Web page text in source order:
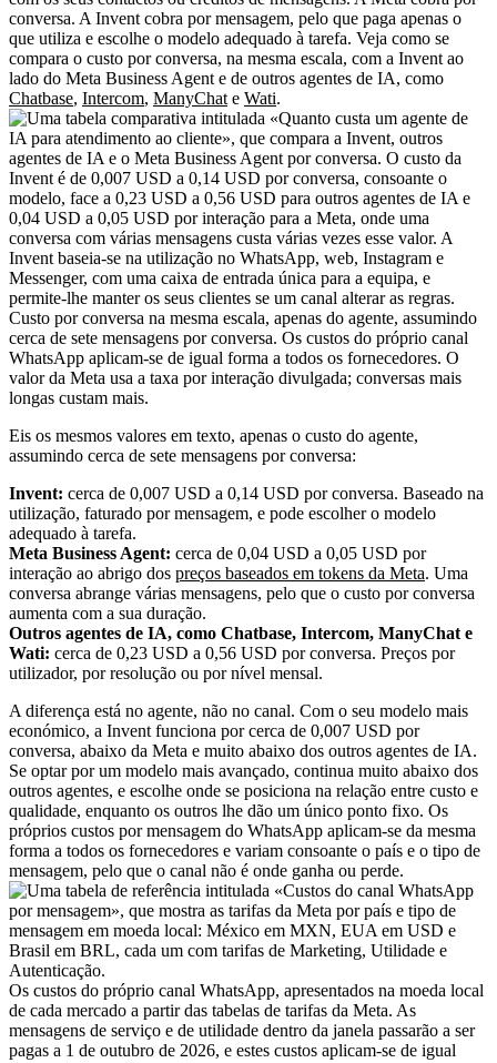
conversa. A Invent cobra por mensagem, pelo que paga apenas o
que utiliza e escolhe o modelo adequado à tarefa. Veja como se
compara o custo por conversa, na mesma escala, com a Invent ao
lado do Meta Business Agent e de outros agentes de IA, como
Chatbase, Intercom, ManyChat e Wati.
Custo por conversa na mesma escala, apenas do agente, assumindo
cerca de sete mensagens por conversa. Os custos do próprio canal
WhatsApp aplicam-se de igual forma a todos os fornecedores. O
valor da Meta usa a taxa por interação divulgada; conversas mais
longas custam mais.
Eis os mesmos valores em texto, apenas o custo do agente,
assumindo cerca de sete mensagens por conversa:
Invent: cerca de 0,007 USD a 0,14 USD por conversa. Baseado na
utilização, faturado por mensagem, e pode escolher o modelo
adequado à tarefa.
Meta Business Agent: cerca de 0,04 USD a 0,05 USD por
interação ao abrigo dos preços baseados em tokens da Meta. Uma
conversa abrange várias mensagens, pelo que o custo por conversa
aumenta com a sua duração.
Outros agentes de IA, como Chatbase, Intercom, ManyChat e
Wati: cerca de 0,23 USD a 0,56 USD por conversa. Preços por
utilizador, por resolução ou por nível mensal.
A diferença está no agente, não no canal. Com o seu modelo mais
económico, a Invent funciona por cerca de 0,007 USD por
conversa, abaixo da Meta e muito abaixo dos outros agentes de IA.
Se optar por um modelo mais avançado, continua muito abaixo dos
outros agentes, e escolhe onde se posiciona na relação entre custo e
qualidade, enquanto os outros lhe dão um único ponto fixo. Os
próprios custos por mensagem do WhatsApp aplicam-se da mesma
forma a todos os fornecedores e variam consoante o país e o tipo de
mensagem, pelo que o canal não é onde ganha ou perde.
Os custos do próprio canal WhatsApp, apresentados na moeda local
de cada mercado a partir das tabelas de tarifas da Meta. As
mensagens de serviço e de utilidade dentro da janela passarão a ser
pagas a 1 de outubro de 2026, e estes custos aplicam-se de igual